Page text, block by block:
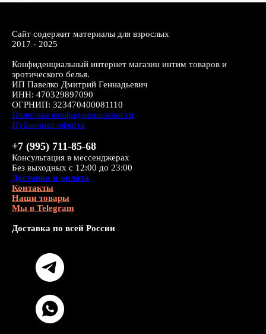
Сайт содержит материалы для взрослых
2017 - 2025
Конфиденциальный интернет магазин интим товаров и
эротического белья.
ИП Павелко Дмитрий Геннадьевич
ИНН: 470329897090
ОГРНИП: 323470400081110
Политика конфиденциальности
Публичная оферта
+7 (995) 711-85-68
Консультация в мессенджерах
Без выходных с 12:00 до 23:00
Доставка и оплата
Контакты
Наши товары
Мы в Telegram
Доставка по всей России